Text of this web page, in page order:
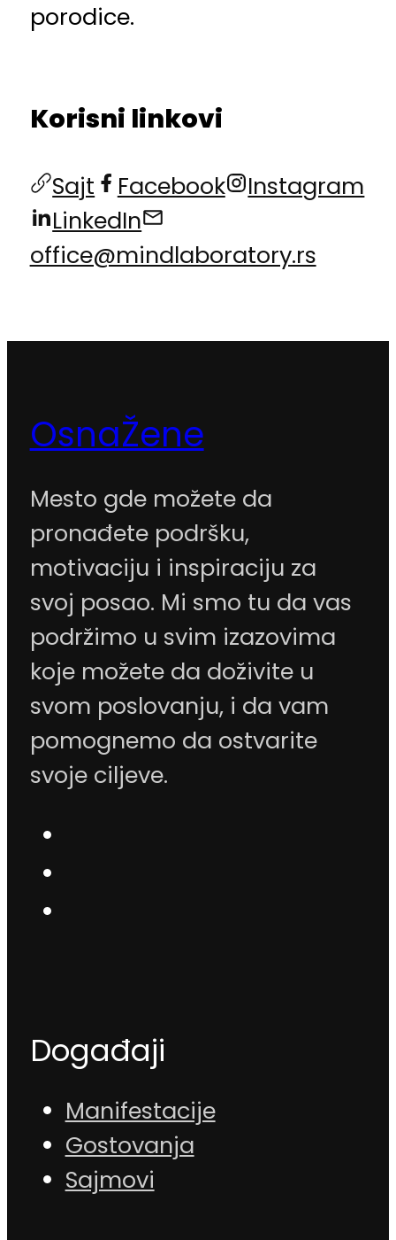
porodice.
Korisni linkovi
Sajt Facebook
Instagram
LinkedIn
office@mindlaboratory.rs
OsnaŽene
Mesto gde možete da
pronađete podršku,
motivaciju i inspiraciju za
svoj posao. Mi smo tu da vas
podržimo u svim izazovima
koje možete da doživite u
svom poslovanju, i da vam
pomognemo da ostvarite
svoje ciljeve.
Događaji
Manifestacije
Gostovanja
Sajmovi